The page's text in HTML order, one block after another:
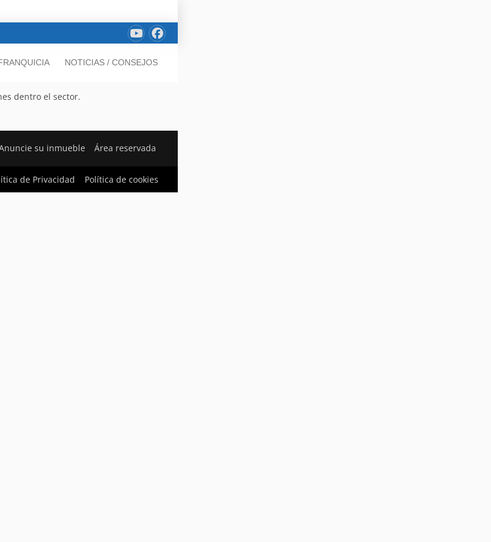
NOTICIAS / CONSEJOS
dentro el sector.
su inmueble Área reservada
de Privacidad Política de cookies